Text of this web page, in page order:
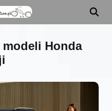
Honda